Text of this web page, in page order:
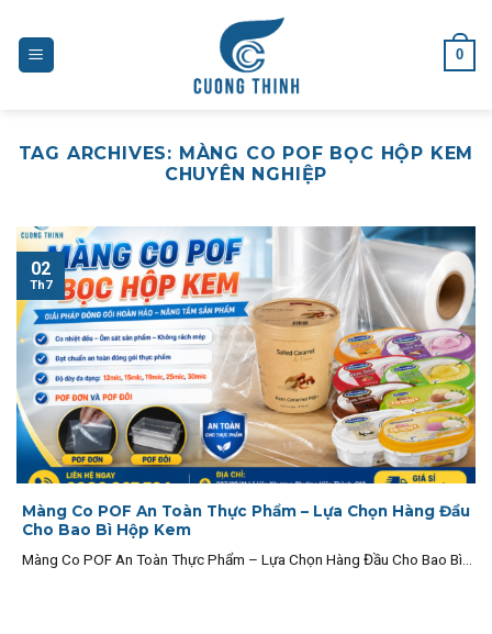
content
0
TAG ARCHIVES: MÀNG CO POF BỌC HỘP KEM
CHUYÊN NGHIỆP
Màng Co POF An Toàn Thực Phẩm – Lựa Chọn Hàng Đầu
Cho Bao Bì Hộp Kem
Màng Co POF An Toàn Thực Phẩm – Lựa Chọn Hàng Đầu Cho Bao Bì...
02
Th7